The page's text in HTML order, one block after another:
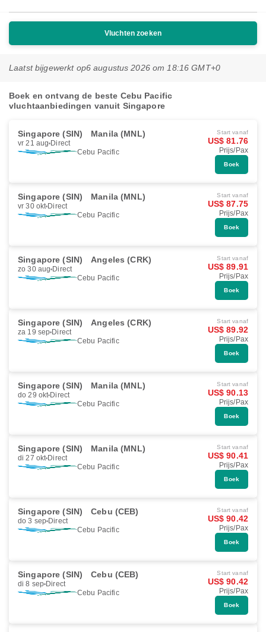
Vluchten zoeken
Laatst bijgewerkt op6 augustus 2026 om 18:16 GMT+0
Boek en ontvang de beste Cebu Pacific
vluchtaanbiedingen vanuit Singapore
Singapore (SIN) Manila (MNL)
vr 21 aug Direct
Cebu Pacific
Start vanaf
US$ 81.76
Prijs/Pax
Boek
Singapore (SIN) Manila (MNL)
vr 30 okt Direct
Cebu Pacific
Start vanaf
US$ 87.75
Prijs/Pax
Boek
Singapore (SIN) Angeles (CRK)
zo 30 aug Direct
Cebu Pacific
Start vanaf
US$ 89.91
Prijs/Pax
Boek
Singapore (SIN) Angeles (CRK)
za 19 sep Direct
Cebu Pacific
Start vanaf
US$ 89.92
Prijs/Pax
Boek
Singapore (SIN) Manila (MNL)
do 29 okt Direct
Cebu Pacific
Start vanaf
US$ 90.13
Prijs/Pax
Boek
Singapore (SIN) Manila (MNL)
di 27 okt Direct
Cebu Pacific
Start vanaf
US$ 90.41
Prijs/Pax
Boek
Singapore (SIN) Cebu (CEB)
do 3 sep Direct
Cebu Pacific
Start vanaf
US$ 90.42
Prijs/Pax
Boek
Singapore (SIN) Cebu (CEB)
di 8 sep Direct
Cebu Pacific
Start vanaf
US$ 90.42
Prijs/Pax
Boek